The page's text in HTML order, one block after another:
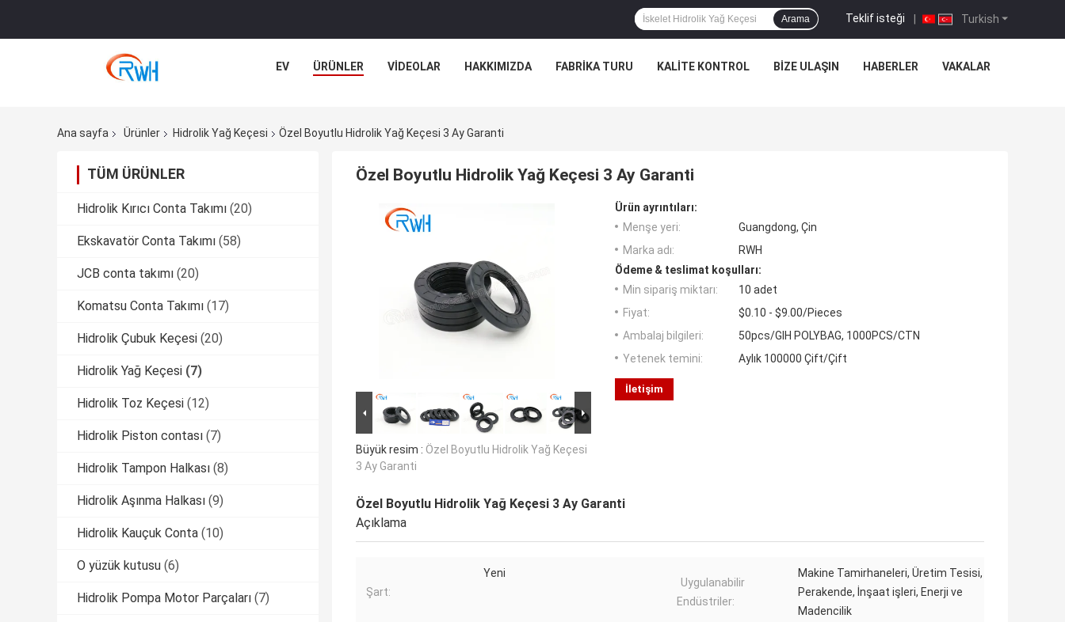
Turkish
Teklif isteği |
Arama
EV ÜRÜNLER VIDEOLAR HAKKIMIZDA FABRIKA TURU KALITE KONTROL BIZE ULAŞIN HABERLER VAKALAR
Ana sayfa Ürünler Hidrolik Yağ Keçesi Özel Boyutlu Hidrolik Yağ Keçesi 3 Ay Garanti
TÜM ÜRÜNLER
Hidrolik Kırıcı Conta Takımı (20)
Ekskavatör Conta Takımı (58)
JCB conta takımı (20)
Komatsu Conta Takımı (17)
Hidrolik Çubuk Keçesi (20)
Hidrolik Yağ Keçesi (7)
Hidrolik Toz Keçesi (12)
Hidrolik Piston contası (7)
Hidrolik Tampon Halkası (8)
Hidrolik Aşınma Halkası (9)
Hidrolik Kauçuk Conta (10)
O yüzük kutusu (6)
Hidrolik Pompa Motor Parçaları (7)
Özel Boyutlu Hidrolik Yağ Keçesi 3 Ay Garanti
Büyük resim : Özel Boyutlu Hidrolik Yağ Keçesi
3 Ay Garanti
Ürün ayrıntıları:
Menşe yeri:
Guangdong, Çin
Marka adı:
RWH
Ödeme & teslimat koşulları:
Min sipariş miktarı:
10 adet
Fiyat:
$0.10 - $9.00/Pieces
Ambalaj bilgileri:
50pcs/GIH POLYBAG, 1000PCS/CTN
Yetenek temini:
Aylık 100000 Çift/Çift
İletişim
Özel Boyutlu Hidrolik Yağ Keçesi 3 Ay Garanti
Açıklama
Şart:
Yeni
Uygulanabilir
Endüstriler:
Makine Tamirhaneleri, Üretim Tesisi,
Perakende, İnşaat işleri, Enerji ve
Madencilik